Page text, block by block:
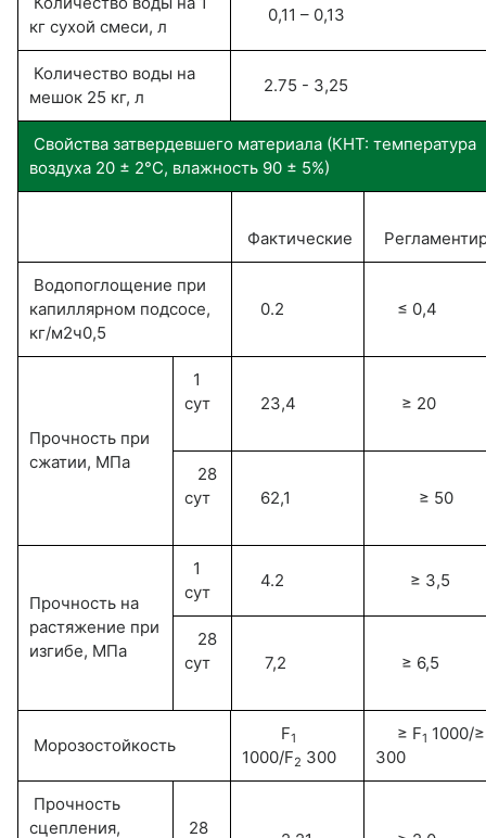
кг сухой смеси, л
0,11 – 0,13
Количество воды на
мешок 25 кг, л
2.75 - 3,25
Свойства затвердевшего материала (КНТ: температура
воздуха 20 ± 2°С, влажность 90 ± 5%)
Фактические
Водопоглощение при
капиллярном подсосе,
кг/м2ч0,5
0.2 ≤ 0,4
Прочность при
сжатии, МПа
1
сут
23,4 ≥ 20
28
сут
62,1 ≥ 50
Прочность на
растяжение при
изгибе, МПа
1
сут
4.2 ≥ 3,5
28
сут
7,2 ≥ 6,5
Морозостойкость
F1
1000/F2 300
≥ F1 1000/
300
Прочность
сцепления,
28